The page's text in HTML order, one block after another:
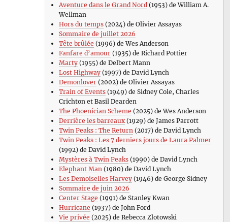
Aventure dans le Grand Nord(1953) de William A.
Wellman
Hors du temps(2024) de Olivier Assayas
Sommaire de juillet 2026
Tête brûlée (1996) de Wes Anderson
Fanfare d’amour(1935) de Richard Pottier
Marty(1955) de Delbert Mann
Lost Highway(1997) de David Lynch
Demonlover(2002) de Olivier Assayas
Train of Events(1949) de Sidney Cole, Charles
Crichton et Basil Dearden
The Phoenician Scheme (2025) de Wes Anderson
Derrière les barreaux(1929) de James Parrott
Twin Peaks : The Return (2017) de David Lynch
Twin Peaks : Les 7 derniers jours de Laura Palmer
(1992) de David Lynch
Mystères à Twin Peaks(1990) de David Lynch
Elephant Man (1980) de David Lynch
Les Demoiselles Harvey(1946) de George Sidney
Sommaire de juin 2026
Center Stage (1991) de Stanley Kwan
Hurricane (1937) de John Ford
Vie privée (2025) de Rebecca Zlotowski